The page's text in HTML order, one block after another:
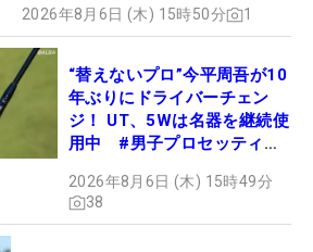
2026年8月6日 (木) 15時50分 1
“替えないプロ”今平周吾が10
年ぶりにドライバーチェン
ジ！ UT、5Wは名器を継続使
用中 #男子プロセッティン
2026年8月6日 (木) 15時49分
38